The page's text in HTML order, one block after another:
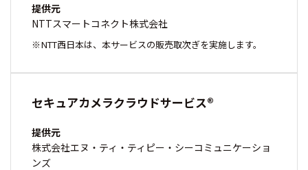
提供元
NTTスマートコネクト株式会社
NTT西日本は、本サービスの販売取次ぎを実施します。
セキュアカメラクラウドサービス®
提供元
株式会社エヌ・ティ・ティピー・シーコミュニケーショ
ンズ